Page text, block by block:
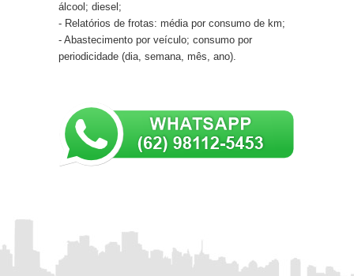
álcool; diesel;
- Relatórios de frotas: média por consumo de km;
- Abastecimento por veículo; consumo por
periodicidade (dia, semana, mês, ano).